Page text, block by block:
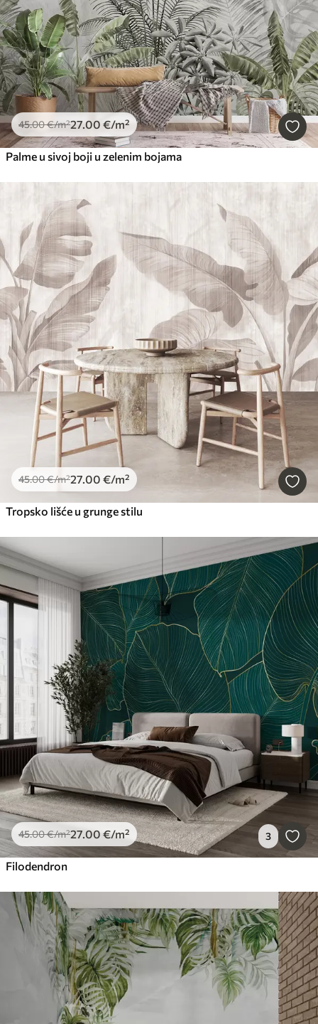
45.00€/m²27.00 €/m²
Palme u sivoj boji u zelenim bojama
45.00€/m²27.00 €/m²
Tropsko lišće u grunge stilu
45.00€/m²27.00 €/m² 3
Filodendron